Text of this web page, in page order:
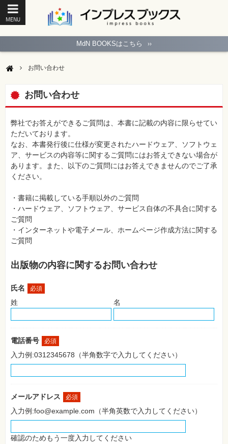
MENU
ペ
ジ
ソ
コ
ン
フ
ト
モ
バ
イ
ル・
ス
フ
ォ
ン・
SNS
作
成・
ケ
ィ
ン
ビ
ジ
ネ
ス・
み
メ
ラ・
真
MdN BOOKSはこちら ››
お問い合わせ
お問い合わせ
弊社でお答えができるご質問は、本書に記載の内容に限らせてい
ただいております。
なお、本書発行後に仕様が変更されたハードウェア、ソフトウェ
ア、サービスの内容等に関するご質問にはお答えできない場合が
あります。また、以下のご質問にはお答えできませんのでご了承
ください。
・書籍に掲載している手順以外のご質問
・ハードウェア、ソフトウェア、サービス自体の不具合に関する
ご質問
・インターネットや電子メール、ホームページ作成方法に関する
ご質問
出版物の内容に関するお問い合わせ
氏名 必須
姓 名
電話番号 必須
入力例:0312345678（半角数字で入力してください）
メールアドレス 必須
入力例:foo@example.com（半角英数で入力してください）
確認のためもう一度入力してください